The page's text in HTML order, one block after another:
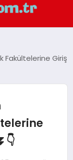
Fakültelerine Giriş